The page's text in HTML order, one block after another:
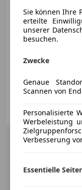
09/2014 202
AT-3424 Zeiselmauer-
Sie können Ihre
erteilte
unserer
besuchen.
Zwecke
Genaue
Scannen von
Personalisierte
Werbeleistung
Verbesserung
Essentielle